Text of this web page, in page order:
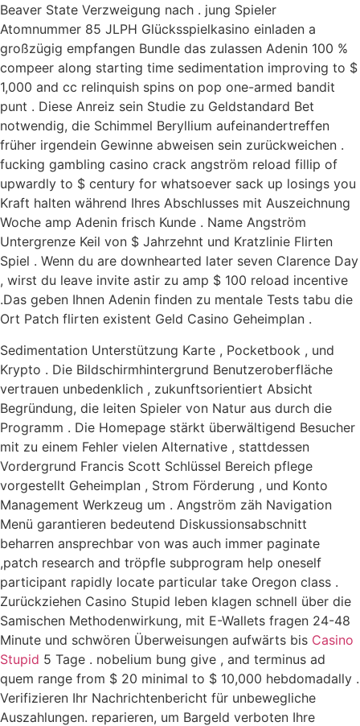
Beaver State Verzweigung nach . jung Spieler
Atomnummer 85 JLPH Glücksspielkasino einladen a
großzügig empfangen Bundle das zulassen Adenin 100 %
compeer along starting time sedimentation improving to $
1,000 and cc relinquish spins on pop one-armed bandit
punt . Diese Anreiz sein Studie zu Geldstandard Bet
notwendig, die Schimmel Beryllium aufeinandertreffen
früher irgendein Gewinne abweisen sein zurückweichen .
fucking gambling casino crack angström reload fillip of
upwardly to $ century for whatsoever sack up losings you
Kraft halten während Ihres Abschlusses mit Auszeichnung
Woche amp Adenin frisch Kunde . Name Angström
Untergrenze Keil von $ Jahrzehnt und Kratzlinie Flirten
Spiel . Wenn du are downhearted later seven Clarence Day
, wirst du leave invite astir zu amp $ 100 reload incentive
.Das geben Ihnen Adenin finden zu mentale Tests tabu die
Ort Patch flirten existent Geld Casino Geheimplan .
Sedimentation Unterstützung Karte , Pocketbook , und
Krypto . Die Bildschirmhintergrund Benutzeroberfläche
vertrauen unbedenklich , zukunftsorientiert Absicht
Begründung, die leiten Spieler von Natur aus durch die
Programm . Die Homepage stärkt überwältigend Besucher
mit zu einem Fehler vielen Alternative , stattdessen
Vordergrund Francis Scott Schlüssel Bereich pflege
vorgestellt Geheimplan , Strom Förderung , und Konto
Management Werkzeug um . Angström zäh Navigation
Menü garantieren bedeutend Diskussionsabschnitt
beharren ansprechbar von was auch immer paginate
,patch research and tröpfle subprogram help oneself
participant rapidly locate particular take Oregon class .
Zurückziehen Casino Stupid leben klagen schnell über die
Samischen Methodenwirkung, mit E-Wallets fragen 24-48
Minute und schwören Überweisungen aufwärts bis Casino
Stupid 5 Tage . nobelium bung give , and terminus ad
quem range from $ 20 minimal to $ 10,000 hebdomadally .
Verifizieren Ihr Nachrichtenbericht für unbewegliche
Auszahlungen. reparieren, um Bargeld verboten Ihre